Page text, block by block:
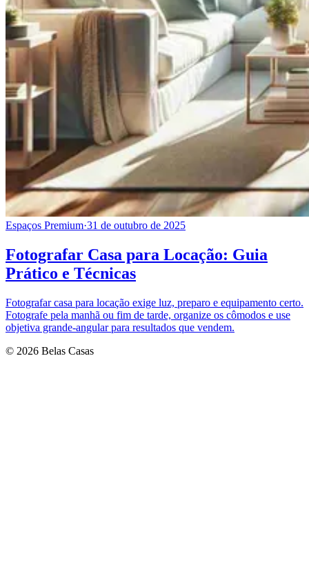
Espaços Premium·31 de outubro de 2025
Fotografar Casa para Locação: Guia
Prático e Técnicas
Fotografar casa para locação exige luz, preparo e equipamento certo.
Fotografe pela manhã ou fim de tarde, organize os cômodos e use
objetiva grande‑angular para resultados que vendem.
© 2026 Belas Casas